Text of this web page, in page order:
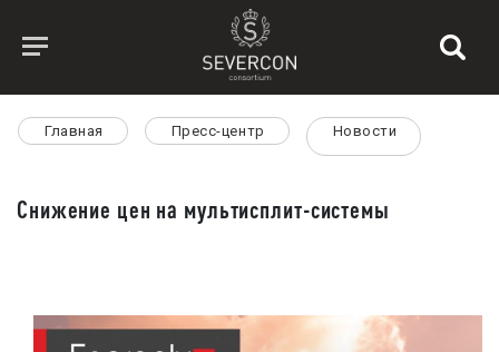
Главная Пресс-центр Новости
Снижение цен на мультисплит-системы